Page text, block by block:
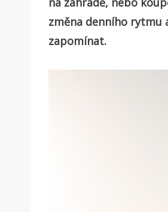
změna denního rytmu
zapomínat.